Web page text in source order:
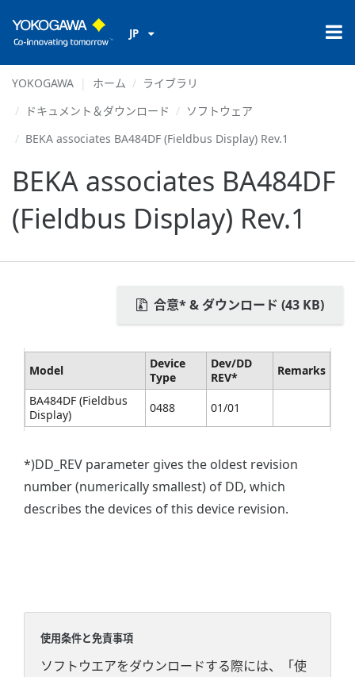
JP
YOKOGAWA ホーム
ライブラリ
ドキュメント＆ダウンロード
ソフトウェア
BEKA associates BA484DF (Fieldbus Display) Rev.1
BEKA associates BA484DF
(Fieldbus Display) Rev.1
合意* & ダウンロード (43 KB)
Model
Device
Type
Dev/DD
REV*
Remarks
BA484DF (Fieldbus
Display)
0488 01/01
*)DD_REV parameter gives the oldest revision
number (numerically smallest) of DD, which
describes the devices of this device revision.
使用条件と免責事項
ソフトウエアをダウンロードする際には、「使